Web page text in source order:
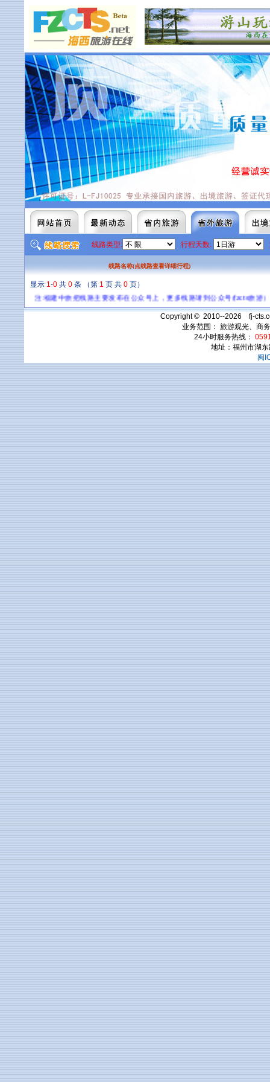
线路类型: 行程天数:
线路名称(点线路查看详细行程)
显示 1-0 共 0 条 （第 1 页 共 0 页）
注:福建中旅把线路主要发布在公众号上，更多线路请到公众号(fzcts旅
Copyright © 2010--2026 fj-
业务范围： 旅游观光、商
24小时服务热线：
地址：福州市湖
闽